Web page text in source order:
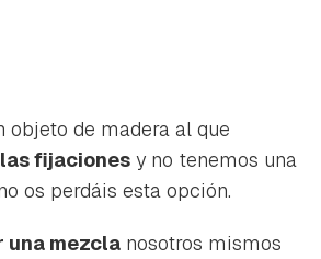
objeto de madera al que
fijaciones y no tenemos una
os perdáis esta opción.
una mezcla nosotros mismos